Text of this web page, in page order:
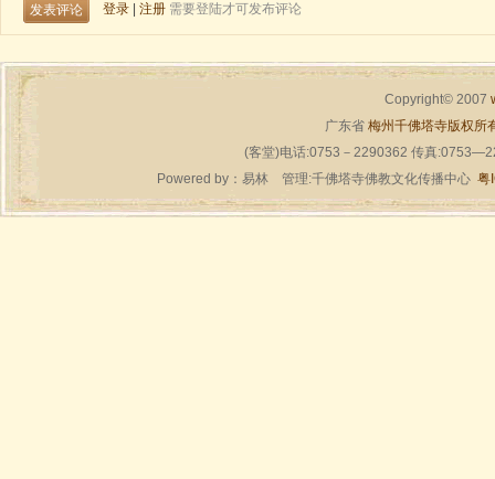
Copyright© 2007
广东省 梅州千佛塔寺版权所
(客堂)电话:0753－2290362 传真
Powered by： 易林管理:千佛塔寺佛教文化传播中心 粤